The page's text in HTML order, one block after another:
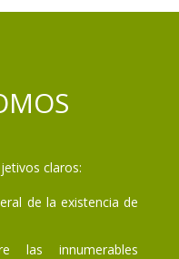
claros:
de la existencia de
las innumerables